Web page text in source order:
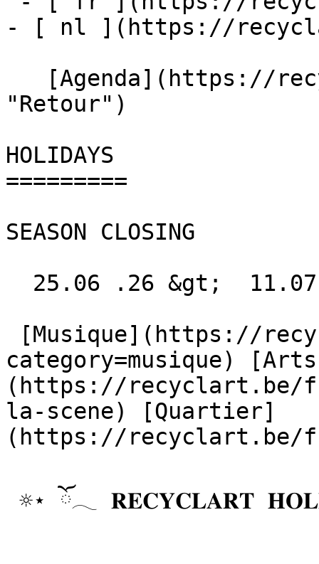
- [ nl ](https://
"Retour")
HOLIDAYS
=========
SEASON CLOSING
category=musique)
(https://recyclart.be/
la-scene) [Quartier]
(https://recyclart.be/